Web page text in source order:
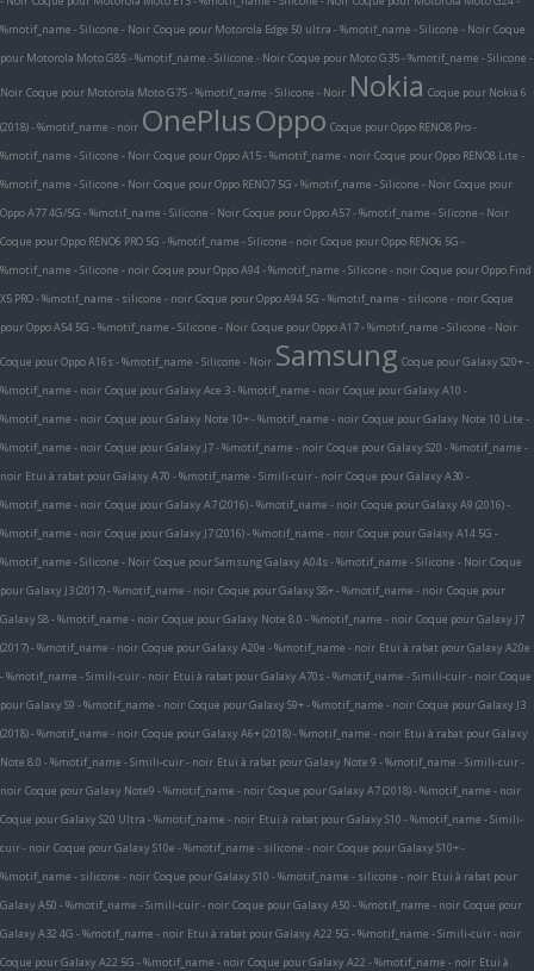
%motif_name - Silicone - Noir Coque pour Motorola Edge 50 ultra - %motif_name - Silicone - Noir Coque
pour Motorola Moto G85 - %motif_name - Silicone - Noir Coque pour Moto G35 - %motif_name - Silicone -
Noir Coque pour Motorola Moto G75 - %motif_name - Silicone - Noir Nokia Coque pour Nokia 6
(2018) - %motif_name - noir OnePlusOppo Coque pour Oppo RENO8 Pro -
%motif_name - Silicone - Noir Coque pour Oppo A15 - %motif_name - noir Coque pour Oppo RENO8 Lite -
%motif_name - Silicone - Noir Coque pour Oppo RENO7 5G - %motif_name - Silicone - Noir Coque pour
Oppo A77 4G/5G - %motif_name - Silicone - Noir Coque pour Oppo A57 - %motif_name - Silicone - Noir
Coque pour Oppo RENO6 PRO 5G - %motif_name - Silicone - noir Coque pour Oppo RENO6 5G -
%motif_name - Silicone - noir Coque pour Oppo A94 - %motif_name - Silicone - noir Coque pour Oppo Find
X5 PRO - %motif_name - silicone - noir Coque pour Oppo A94 5G - %motif_name - silicone - noir Coque
pour Oppo A54 5G - %motif_name - Silicone - Noir Coque pour Oppo A17 - %motif_name - Silicone - Noir
Coque pour Oppo A16s - %motif_name - Silicone - Noir Samsung Coque pour Galaxy S20+ -
%motif_name - noir Coque pour Galaxy Ace 3 - %motif_name - noir Coque pour Galaxy A10 -
%motif_name - noir Coque pour Galaxy Note 10+ - %motif_name - noir Coque pour Galaxy Note 10 Lite -
%motif_name - noir Coque pour Galaxy J7 - %motif_name - noir Coque pour Galaxy S20 - %motif_name -
noir Etui à rabat pour Galaxy A70 - %motif_name - Simili-cuir - noir Coque pour Galaxy A30 -
%motif_name - noir Coque pour Galaxy A7 (2016) - %motif_name - noir Coque pour Galaxy A9 (2016) -
%motif_name - noir Coque pour Galaxy J7 (2016) - %motif_name - noir Coque pour Galaxy A14 5G -
%motif_name - Silicone - Noir Coque pour Samsung Galaxy A04s - %motif_name - Silicone - Noir Coque
pour Galaxy J3 (2017) - %motif_name - noir Coque pour Galaxy S8+ - %motif_name - noir Coque pour
Galaxy S8 - %motif_name - noir Coque pour Galaxy Note 8.0 - %motif_name - noir Coque pour Galaxy J7
(2017) - %motif_name - noir Coque pour Galaxy A20e - %motif_name - noir Etui à rabat pour Galaxy A20e
- %motif_name - Simili-cuir - noir Etui à rabat pour Galaxy A70s - %motif_name - Simili-cuir - noir Coque
pour Galaxy S9 - %motif_name - noir Coque pour Galaxy S9+ - %motif_name - noir Coque pour Galaxy J3
(2018) - %motif_name - noir Coque pour Galaxy A6+ (2018) - %motif_name - noir Etui à rabat pour Galaxy
Note 8.0 - %motif_name - Simili-cuir - noir Etui à rabat pour Galaxy Note 9 - %motif_name - Simili-cuir -
noir Coque pour Galaxy Note9 - %motif_name - noir Coque pour Galaxy A7 (2018) - %motif_name - noir
Coque pour Galaxy S20 Ultra - %motif_name - noir Etui à rabat pour Galaxy S10 - %motif_name - Simili-
cuir - noir Coque pour Galaxy S10e - %motif_name - silicone - noir Coque pour Galaxy S10+ -
%motif_name - silicone - noir Coque pour Galaxy S10 - %motif_name - silicone - noir Etui à rabat pour
Galaxy A50 - %motif_name - Simili-cuir - noir Coque pour Galaxy A50 - %motif_name - noir Coque pour
Galaxy A32 4G - %motif_name - noir Etui à rabat pour Galaxy A22 5G - %motif_name - Simili-cuir - noir
Coque pour Galaxy A22 5G - %motif_name - noir Coque pour Galaxy A22 - %motif_name - noir Etui à